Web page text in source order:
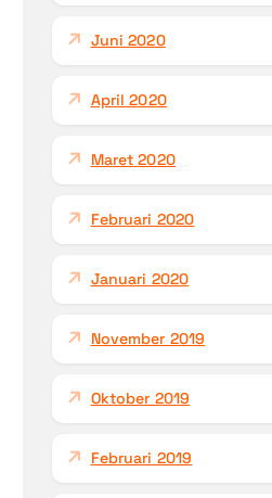
Juni 2020
April 2020
Maret 2020
Februari 2020
Januari 2020
November 2019
Oktober 2019
Februari 2019